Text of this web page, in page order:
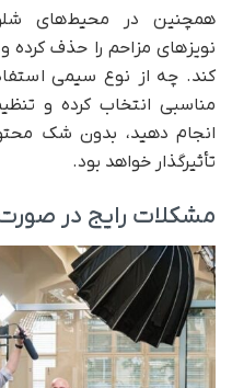
همچنین در محیط‌های
نویزهای مزاحم را حذف کرده
کند. چه از نوع سیمی
مناسبی انتخاب کرده و
انجام دهید، بدون شک
تأثیرگذار خواهد بود.
مشکلات رایج در